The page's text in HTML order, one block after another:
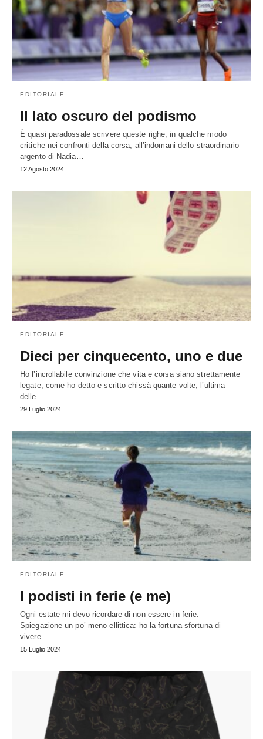
EDITORIALE
Il lato oscuro del podismo
È quasi paradossale scrivere queste righe, in qualche modo
critiche nei confronti della corsa, all’indomani dello straordinario
argento di Nadia…
12 Agosto 2024
EDITORIALE
Dieci per cinquecento, uno e due
Ho l’incrollabile convinzione che vita e corsa siano strettamente
legate, come ho detto e scritto chissà quante volte, l’ultima
delle…
29 Luglio 2024
EDITORIALE
I podisti in ferie (e me)
Ogni estate mi devo ricordare di non essere in ferie.
Spiegazione un po’ meno ellittica: ho la fortuna-sfortuna di
vivere…
15 Luglio 2024